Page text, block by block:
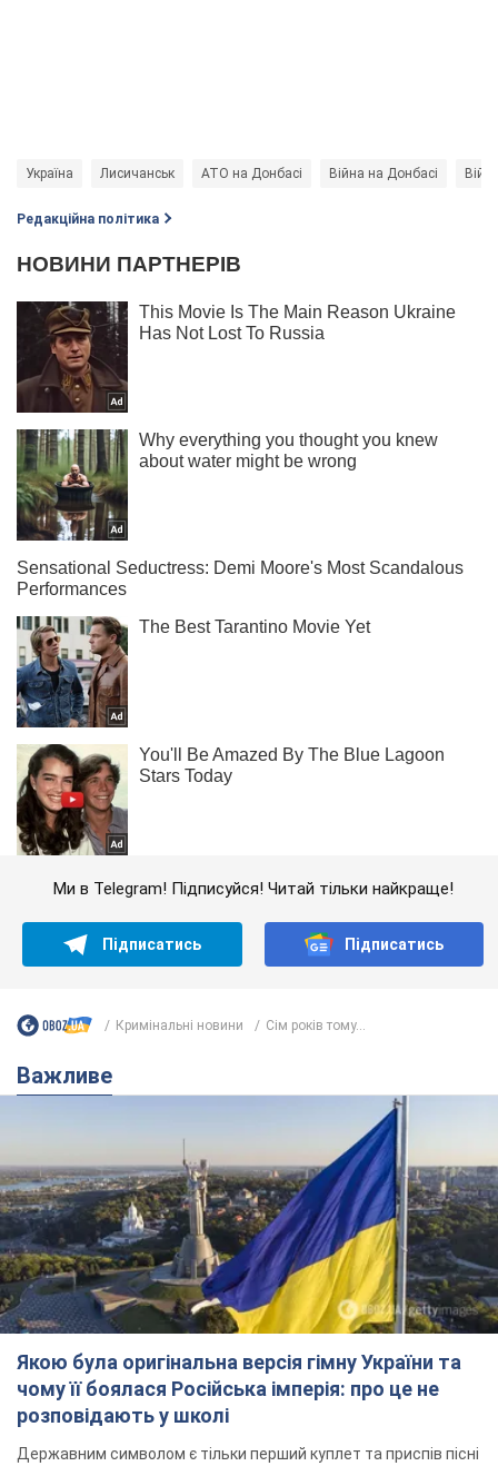
Україна Лисичанськ АТО на Донбасі Війна на Донбасі
Редакційна політика
Ми в Telegram! Підписуйся! Читай тільки найкраще!
Підписатись Підписатись
Кримінальні новини Сім років тому...
Важливе
Якою була оригінальна версія гімну України та
чому її боялася Російська імперія: про це не
розповідають у школі
Державним символом є тільки перший куплет та приспів пісні